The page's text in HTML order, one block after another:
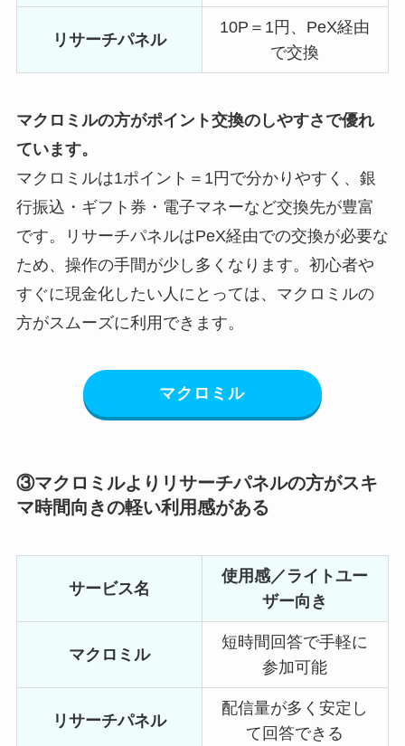
リサーチパネル
10P＝1円、PeX経由
で交換
マクロミルの方がポイント交換のしやすさで優れ
ています。
マクロミルは1ポイント＝1円で分かりやすく、銀
行振込・ギフト券・電子マネーなど交換先が豊富
です。リサーチパネルはPeX経由での交換が必要な
ため、操作の手間が少し多くなります。初心者や
すぐに現金化したい人にとっては、マクロミルの
方がスムーズに利用できます。
マクロミル
③マクロミルよりリサーチパネルの方がスキ
マ時間向きの軽い利用感がある
サービス名
使用感／ライトユー
ザー向き
マクロミル
短時間回答で手軽に
参加可能
リサーチパネル
配信量が多く安定し
て回答できる